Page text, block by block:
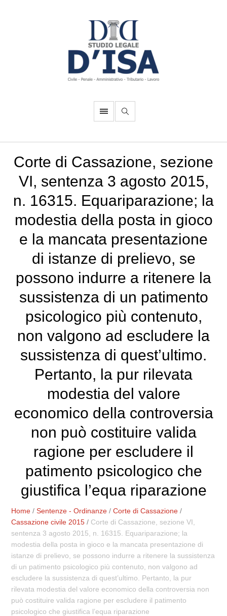
Corte di Cassazione, sezione
VI, sentenza 3 agosto 2015,
n. 16315. Equariparazione; la
modestia della posta in gioco
e la mancata presentazione
di istanze di prelievo, se
possono indurre a ritenere la
sussistenza di un patimento
psicologico più contenuto,
non valgono ad escludere la
sussistenza di quest’ultimo.
Pertanto, la pur rilevata
modestia del valore
economico della controversia
non può costituire valida
ragione per escludere il
patimento psicologico che
giustifica l’equa riparazione
Home /Sentenze - Ordinanze /Corte di Cassazione /
Cassazione civile 2015 / Corte di Cassazione, sezione VI,
sentenza 3 agosto 2015, n. 16315. Equariparazione; la
modestia della posta in gioco e la mancata presentazione di
istanze di prelievo, se possono indurre a ritenere la sussistenza
di un patimento psicologico più contenuto, non valgono ad
escludere la sussistenza di quest’ultimo. Pertanto, la pur
rilevata modestia del valore economico della controversia non
può costituire valida ragione per escludere il patimento
psicologico che giustifica l’equa riparazione